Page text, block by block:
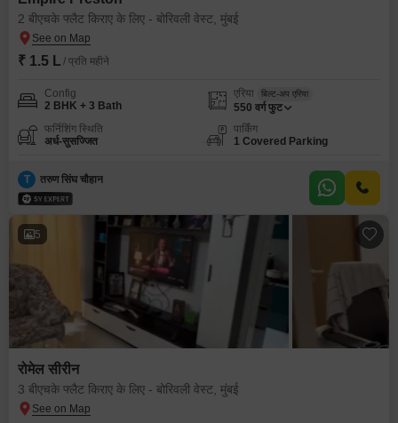
2 बीएचके फ्लैट किराए के लिए - बोरिवली वेस्ट, मुंबई
₹ 1.5 L / प्रति महीने
Config
2 BHK + 3 Bath
एरिया बिल्ट-अप एरिया
550 वर्ग फुट
फर्निशिंग स्थिति
अर्ध-सुसज्जित
पार्किंग
1 Covered Parking
T तरुण सिंघ चौहान
5
रोमेल सीरीन
3 बीएचके फ्लैट किराए के लिए - बोरिवली वेस्ट, मुंबई